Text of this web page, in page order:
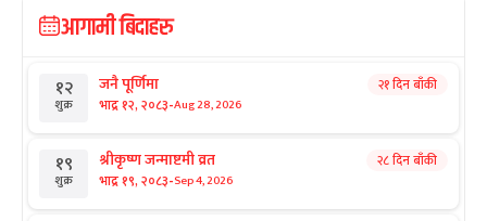
आगामी बिदाहरु
१२
शुक्र
जनै पूर्णिमा
भाद्र १२, २०८३-Aug 28, 2026
२१ दिन बाँकी
१९
शुक्र
श्रीकृष्ण जन्माष्टमी व्रत
भाद्र १९, २०८३-Sep 4, 2026
२८ दिन बाँकी